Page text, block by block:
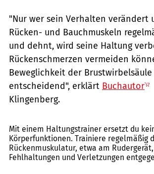
"Nur wer sein Verhalten verändert
Rücken- und Bauchmuskeln
und dehnt, wird seine Haltung
Rückenschmerzen vermeiden
Beweglichkeit der
entscheidend", erklärt Buchautor
Klingenberg.
Mit einem Haltungstrainer ersetzt du
Körperfunktionen. Trainiere regelmäßig
Rückenmuskulatur, etwa am
Fehlhaltungen und Verletzungen